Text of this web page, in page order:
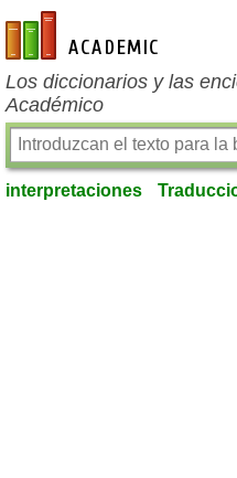
es-academic.com
Los diccionarios y las
Académico
interpretaciones